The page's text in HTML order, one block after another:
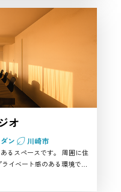
度に活かせる、希少な 世
オ
ン 川崎市
るスペースです。 周囲に住
イベート感のある環境で撮